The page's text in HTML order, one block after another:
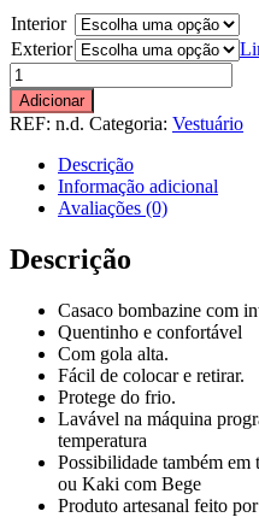
Interior
Exterior
Quantidade
de
CASACO
BOMBAZINE
Adicionar
REF: n.d. Categoria: Vestuário
Descrição
Informação adicional
Avaliações (0)
Descrição
Casaco bombazine com
Quentinho e confortável
Com gola alta.
Fácil de colocar e retirar.
Protege do frio.
Lavável na máquina
temperatura
Possibilidade também
ou Kaki com Bege
Produto artesanal feito